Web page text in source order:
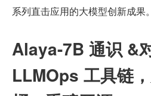
系列直击应用的大模型创新成果。
Alaya-7B 通识 &
LLMOps 工具链